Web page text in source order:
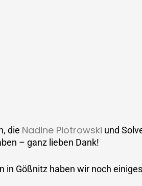
die Nadine Piotrowski und
– ganz lieben Dank!
in Gößnitz haben wir noch